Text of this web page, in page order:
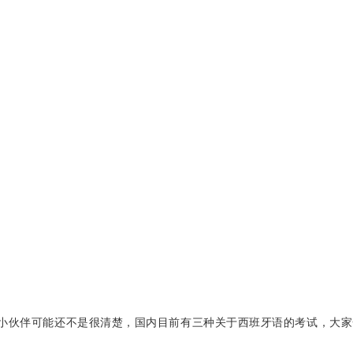
伴可能还不是很清楚，国内目前有三种关于西班牙语的考试，大